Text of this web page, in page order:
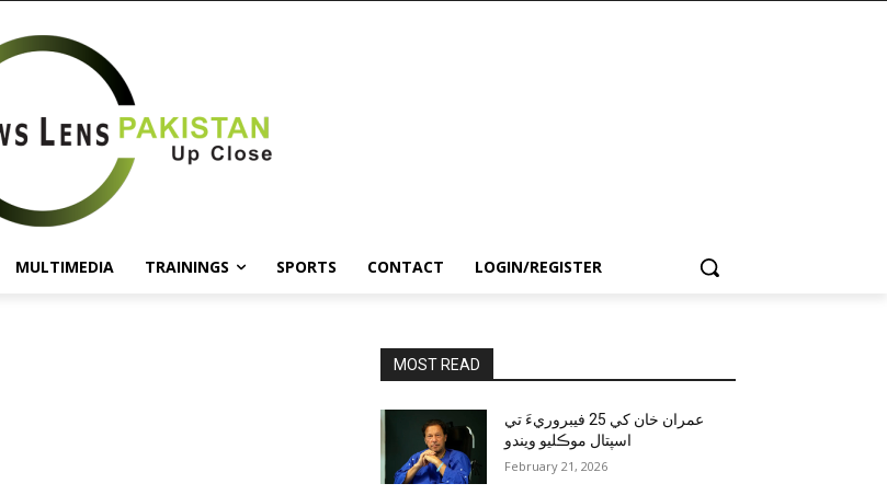
MULTIMEDIA TRAININGS SPORTS CONTACT LOGIN/REGISTER
MOST READ
عمران خان کي 25 فيبروريءَ تي
اسپتال موڪليو ويندو
February 21, 2026